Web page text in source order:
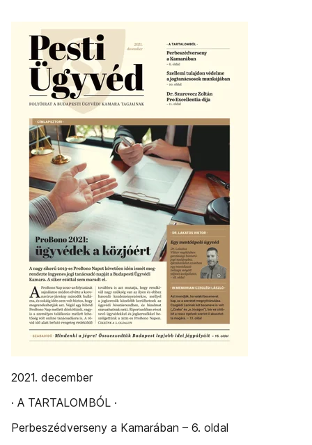
2021. december
· A TARTALOMBÓL ·
Perbeszédverseny a Kamarában – 6. oldal